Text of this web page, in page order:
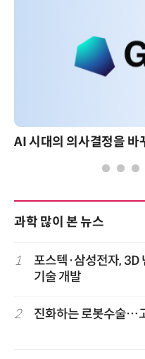
과학 많이 본 뉴스
1
포스텍·삼성전자, 3D
기술 개발
2 진화하는 로봇수술…